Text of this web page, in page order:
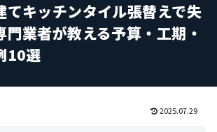
てキッチンタイル張替えで失
門業者が教える予算・工期・
10選
2025.07.29